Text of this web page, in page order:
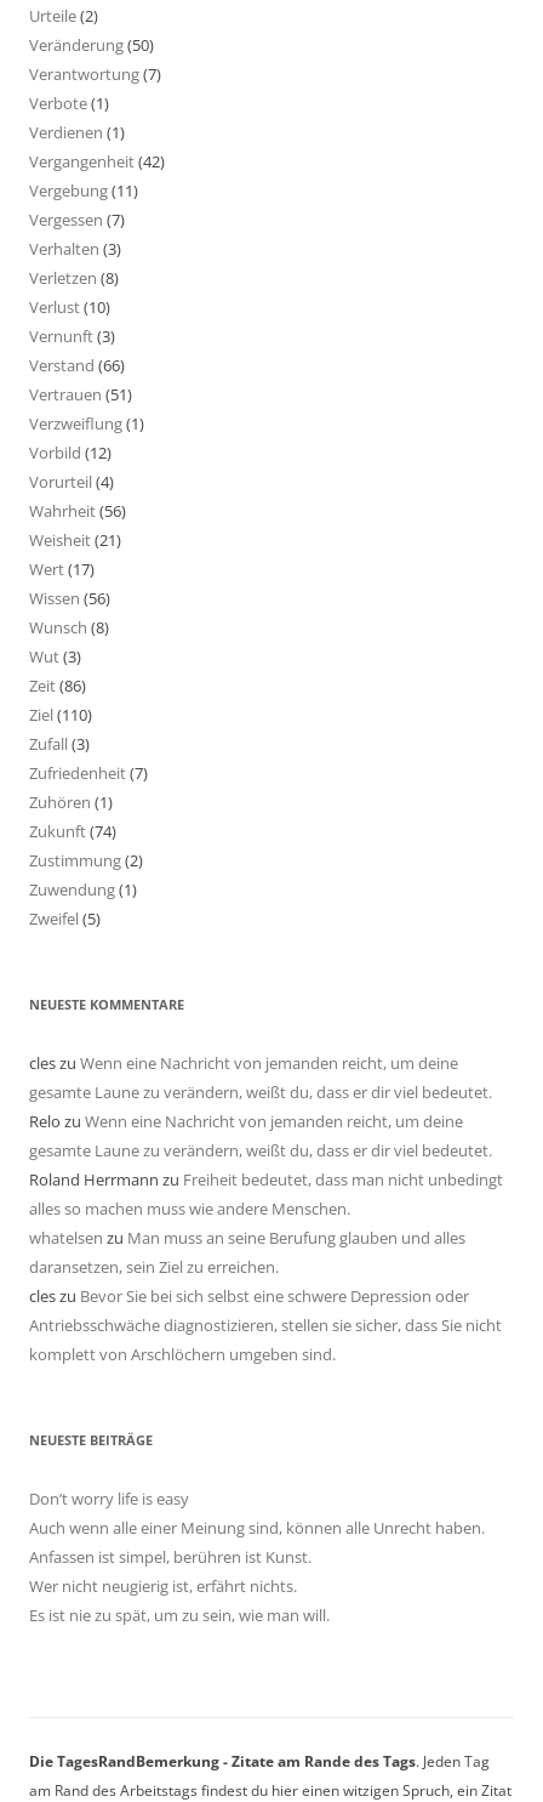
Urteile(2)
Veränderung(50)
Verantwortung(7)
Verbote(1)
Verdienen (1)
Vergangenheit(42)
Vergebung(11)
Vergessen (7)
Verhalten (3)
Verletzen (8)
Verlust(10)
Vernunft(3)
Verstand (66)
Vertrauen (51)
Verzweiflung(1)
Vorbild (12)
Vorurteil(4)
Wahrheit(56)
Weisheit(21)
Wert(17)
Wissen (56)
Wunsch (8)
Wut(3)
Zeit(86)
Ziel(110)
Zufall(3)
Zufriedenheit(7)
Zuhören (1)
Zukunft(74)
Zustimmung(2)
Zuwendung(1)
Zweifel(5)
NEUESTE KOMMENTARE
cleszu Wenn eine Nachricht von jemanden reicht, um deine
gesamte Laune zu verändern, weißt du, dass er dir viel bedeutet.
Relo zu Wenn eine Nachricht von jemanden reicht, um deine
gesamte Laune zu verändern, weißt du, dass er dir viel bedeutet.
Roland Herrmann zu Freiheit bedeutet, dass man nicht unbedingt
alles so machen muss wie andere Menschen.
whatelsen zu Man muss an seine Berufung glauben und alles
daransetzen, sein Ziel zu erreichen.
cleszu Bevor Sie bei sich selbst eine schwere Depression oder
Antriebsschwäche diagnostizieren, stellen sie sicher, dass Sie nicht
komplett von Arschlöchern umgeben sind.
NEUESTE BEITRÄGE
Don’t worry life is easy
Auch wenn alle einer Meinung sind, können alle Unrecht haben.
Anfassen ist simpel, berühren ist Kunst.
Wer nicht neugierig ist, erfährt nichts.
Es ist nie zu spät, um zu sein, wie man will.
Die TagesRandBemerkung - Zitate am Rande des Tags. Jeden Tag
am Rand des Arbeitstags findest du hier einen witzigen Spruch, ein Zitat